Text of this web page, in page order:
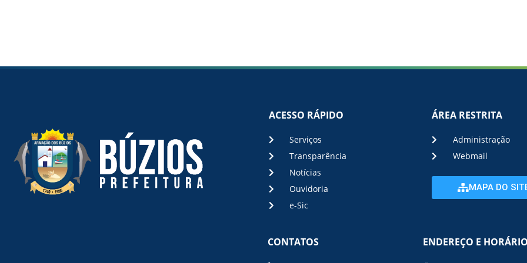
ACESSO RÁPIDO
Serviços
Transparência
Notícias
Ouvidoria
e-Sic
ÁREA RESTRITA
Administração
Webmail
MAPA DO
CONTATOS ENDEREÇO E